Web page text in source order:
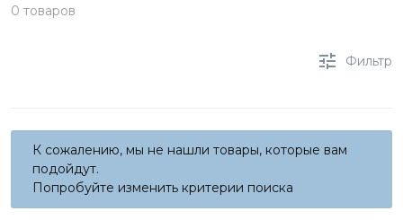
0 товаров
Фильтр
К сожалению, мы не нашли товары, которые вам
подойдут.
Попробуйте изменить критерии поиска